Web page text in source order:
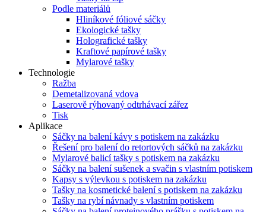
Podle materiálů
Hliníkové fóliové sáčky
Ekologické tašky
Holografické tašky
Kraftové papírové tašky
Mylarové tašky
Technologie
Ražba
Demetalizovaná vdova
Laserově rýhovaný odtrhávací zářez
Tisk
Aplikace
Sáčky na balení kávy s potiskem na zakázku
Řešení pro balení do retortových sáčků na zakázku
Mylarové balicí tašky s potiskem na zakázku
Sáčky na balení sušenek a svačin s vlastním potiskem
Kapsy s výlevkou s potiskem na zakázku
Tašky na kosmetické balení s potiskem na zakázku
Tašky na rybí návnady s vlastním potiskem